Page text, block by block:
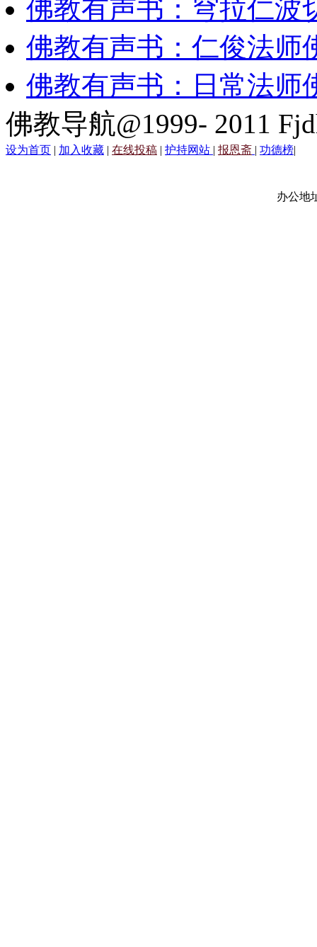
佛教有声书：穹拉仁波
佛教有声书：仁俊法师
佛教有声书：日常法师
佛教导航@1999- 2011
设为首页 | 加入收藏 | 在线投稿 | 护持网站 | 报恩斋 | 功德榜|
办公地